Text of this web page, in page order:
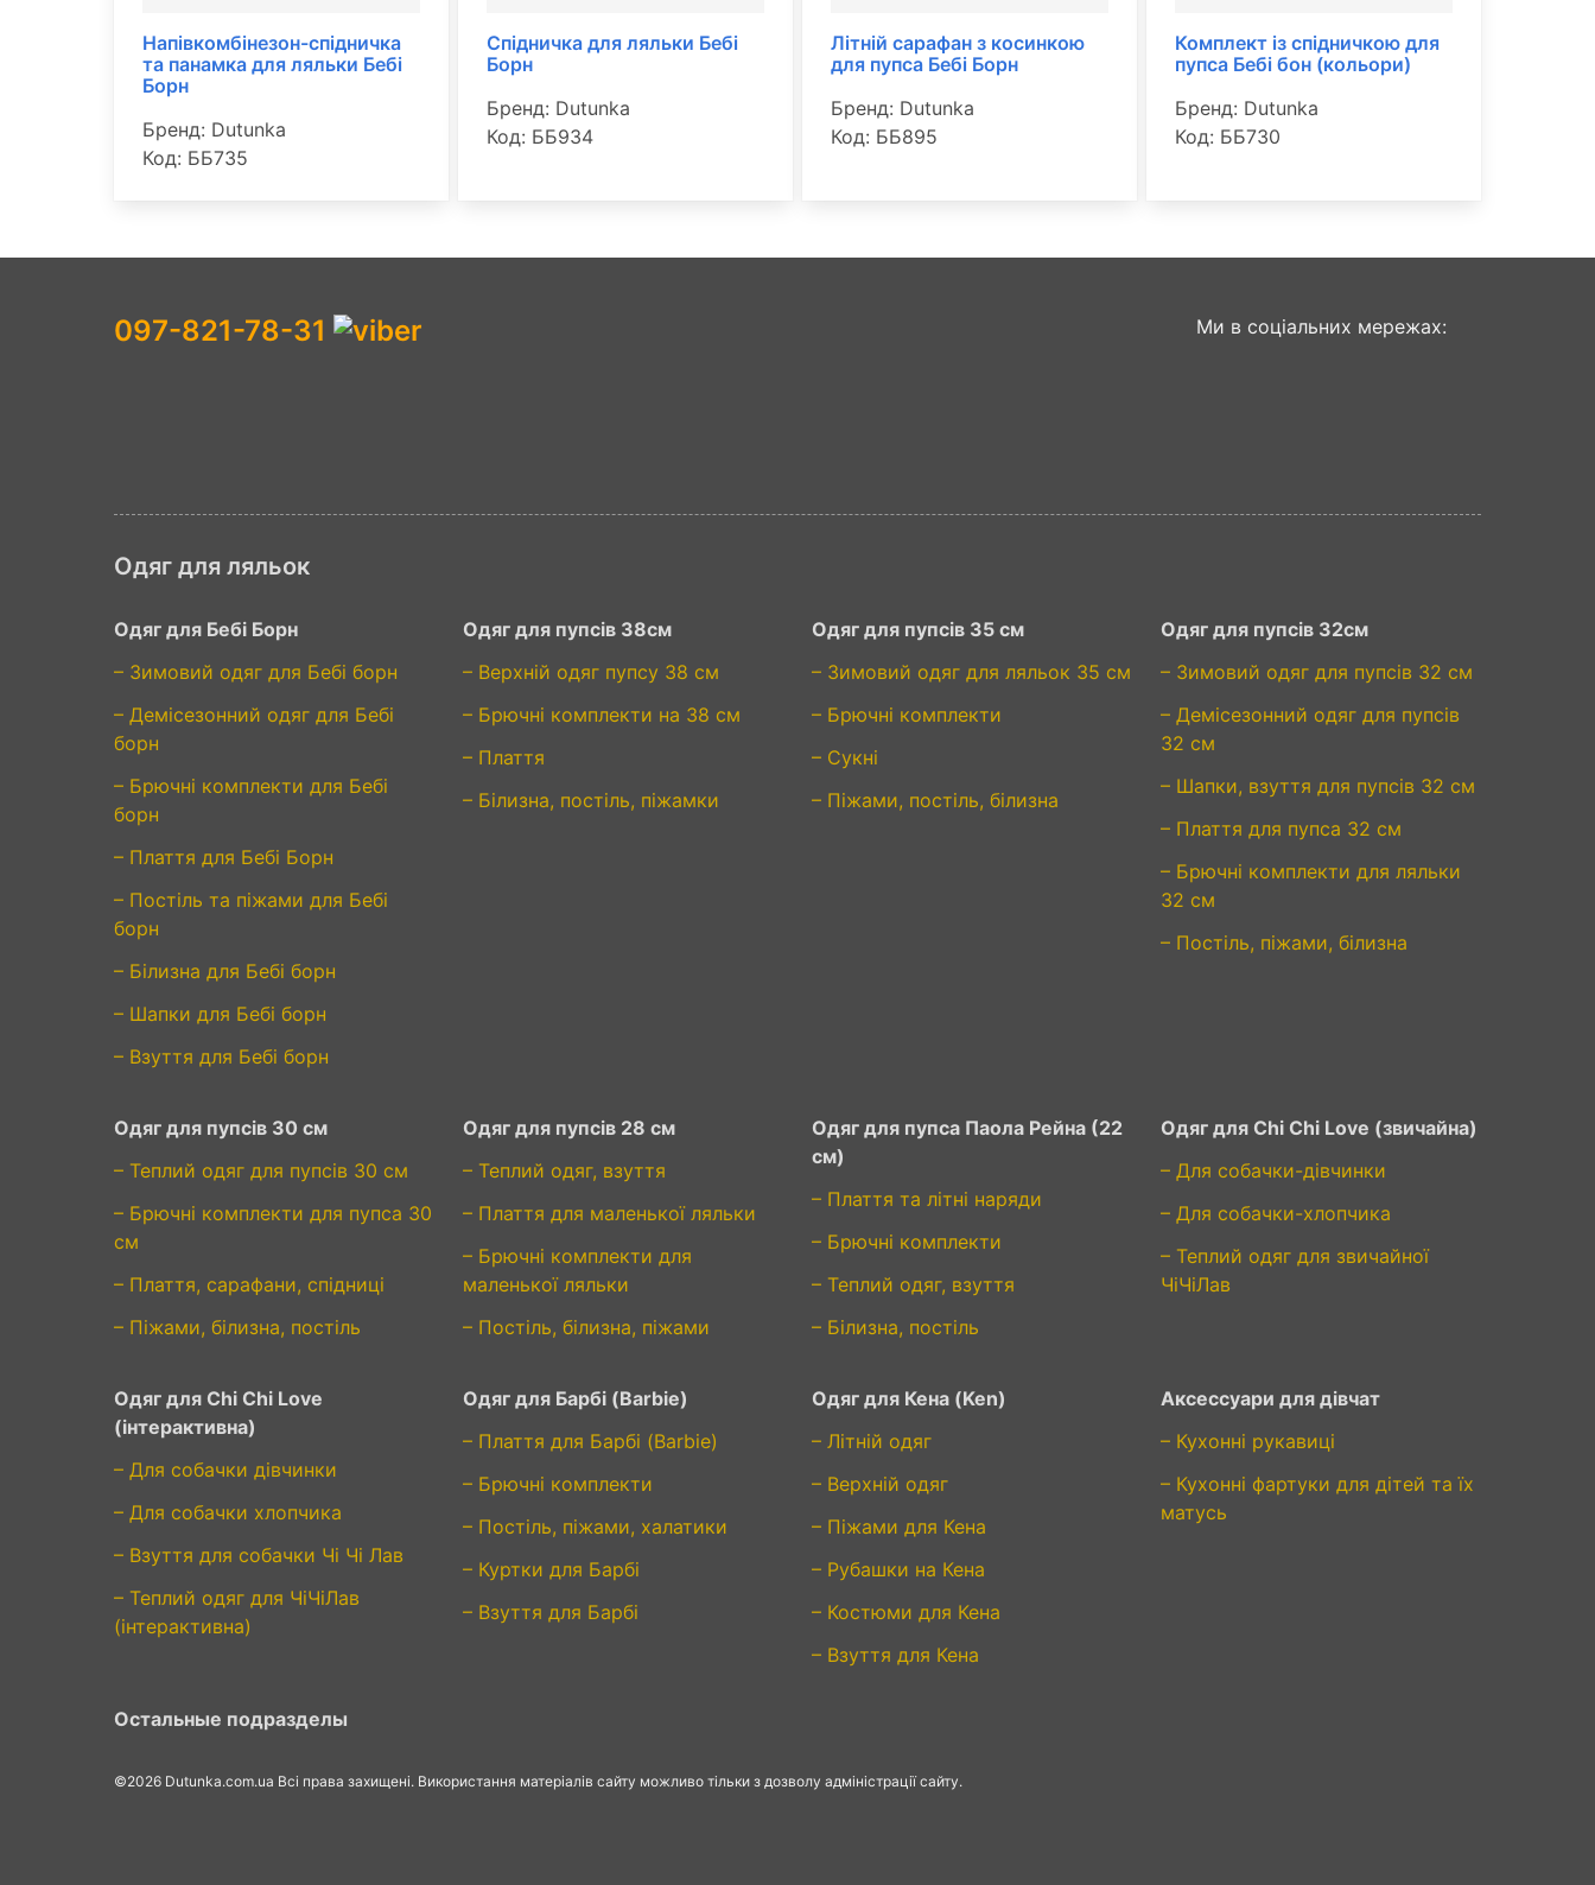
Напівкомбінезон-спідничка
та панамка для ляльки Бебі
Борн
Бренд: Dutunka
Код: ББ735
Спідничка для ляльки Бебі
Борн
Бренд: Dutunka
Код: ББ934
Літній сарафан з косинкою
для пупса Бебі Борн
Бренд: Dutunka
Код: ББ895
Комплект із спідничкою для
пупса Бебі бон (кольори)
Бренд: Dutunka
Код: ББ730
097-821-78-31 Ми в соціальних мережах:
Одяг для ляльок
Одяг для Бебі Борн
– Зимовий одяг для Бебі борн
– Демісезонний одяг для Бебі
борн
– Брючні комплекти для Бебі
борн
– Плаття для Бебі Борн
– Постіль та піжами для Бебі
борн
– Білизна для Бебі борн
– Шапки для Бебі борн
– Взуття для Бебі борн
Одяг для пупсів 38см
– Верхній одяг пупсу 38 см
– Брючні комплекти на 38 см
– Плаття
– Білизна, постіль, піжамки
Одяг для пупсів 35 см
– Зимовий одяг для ляльок 35 см
– Брючні комплекти
– Сукні
– Піжами, постіль, білизна
Одяг для пупсів 32см
– Зимовий одяг для пупсів 32 см
– Демісезонний одяг для пупсів
32 см
– Шапки, взуття для пупсів 32 см
– Плаття для пупса 32 см
– Брючні комплекти для ляльки
32 см
– Постіль, піжами, білизна
Одяг для пупсів 30 см
– Теплий одяг для пупсів 30 см
– Брючні комплекти для пупса 30
см
– Плаття, сарафани, спідниці
– Піжами, білизна, постіль
Одяг для пупсів 28 см
– Теплий одяг, взуття
– Плаття для маленької ляльки
– Брючні комплекти для
маленької ляльки
– Постіль, білизна, піжами
Одяг для пупса Паола Рейна (22
см)
– Плаття та літні наряди
– Брючні комплекти
– Теплий одяг, взуття
– Білизна, постіль
Одяг для Chi Chi Love (звичайна)
– Для собачки-дівчинки
– Для собачки-хлопчика
– Теплий одяг для звичайної
ЧіЧіЛав
Одяг для Chi Chi Love
(інтерактивна)
– Для собачки дівчинки
– Для собачки хлопчика
– Взуття для собачки Чі Чі Лав
– Теплий одяг для ЧіЧіЛав
(інтерактивна)
Одяг для Барбі (Barbie)
– Плаття для Барбі (Barbie)
– Брючні комплекти
– Постіль, піжами, халатики
– Куртки для Барбі
– Взуття для Барбі
Одяг для Кена (Ken)
– Літній одяг
– Верхній одяг
– Піжами для Кена
– Рубашки на Кена
– Костюми для Кена
– Взуття для Кена
Аксессуари для дівчат
– Кухонні рукавиці
– Кухонні фартуки для дітей та їх
матусь
Остальные подразделы
©2026 Dutunka.com.ua Всі права захищені. Використання матеріалів сайту можливо тільки з дозволу адміністрації сайту.